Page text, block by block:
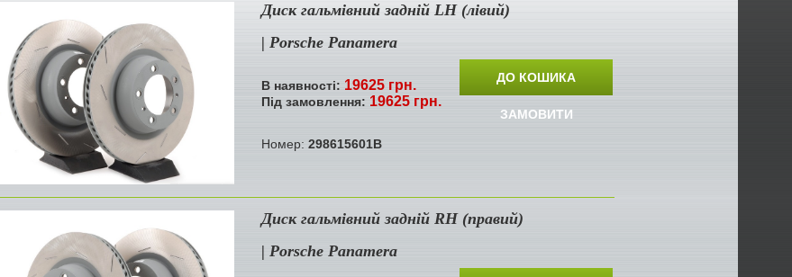
Диск гальмівний задній LH (лівий)
| Porsche Panamera
В наявності: 19625 грн.
Під замовлення: 19625 грн.
ДО КОШИКА
ЗАМОВИТИ
Номер: 298615601B
Диск гальмівний задній RH (правий)
| Porsche Panamera